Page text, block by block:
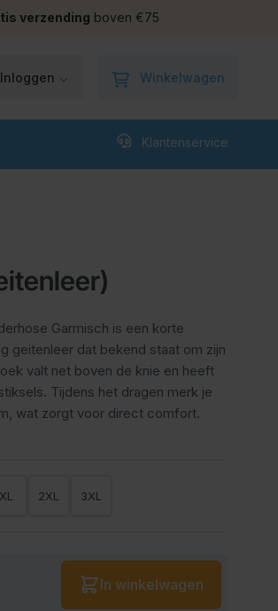
verzending boven €75
Inloggen Winkelwagen
Klantenservice
Garmisch is een korte
geitenleer dat bekend staat om zijn
valt net boven de knie en heeft
Tijdens het dragen merk je
wat zorgt voor direct comfort.
XL 2XL 3XL
Aantal
In winkelwagen